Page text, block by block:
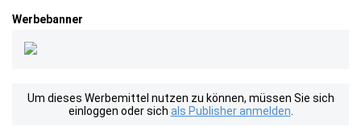
Werbebanner
Um dieses Werbemittel nutzen zu können, müssen Sie sich
einloggen oder sich als Publisher anmelden